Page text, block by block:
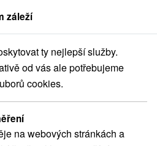
Košický kraj Jablonov nad Turňou
Jablonov nad
záleží
ty nejlepší služby.
od vás ale potřebujeme
cookies.
na webových stránkách a